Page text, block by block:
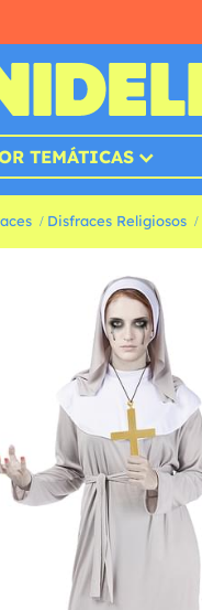
TEMÁTICAS
Disfraces Religiosos